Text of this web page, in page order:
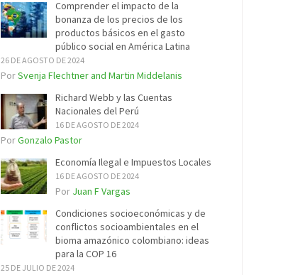
Comprender el impacto de la
bonanza de los precios de los
productos básicos en el gasto
público social en América Latina
26 DE AGOSTO DE 2024
PorSvenja Flechtner and Martin Middelanis
Richard Webb y las Cuentas
Nacionales del Perú
16 DE AGOSTO DE 2024
PorGonzalo Pastor
Economía Ilegal e Impuestos Locales
16 DE AGOSTO DE 2024
Por Juan F Vargas
Condiciones socioeconómicas y de
conflictos socioambientales en el
bioma amazónico colombiano: ideas
para la COP 16
25 DE JULIO DE 2024